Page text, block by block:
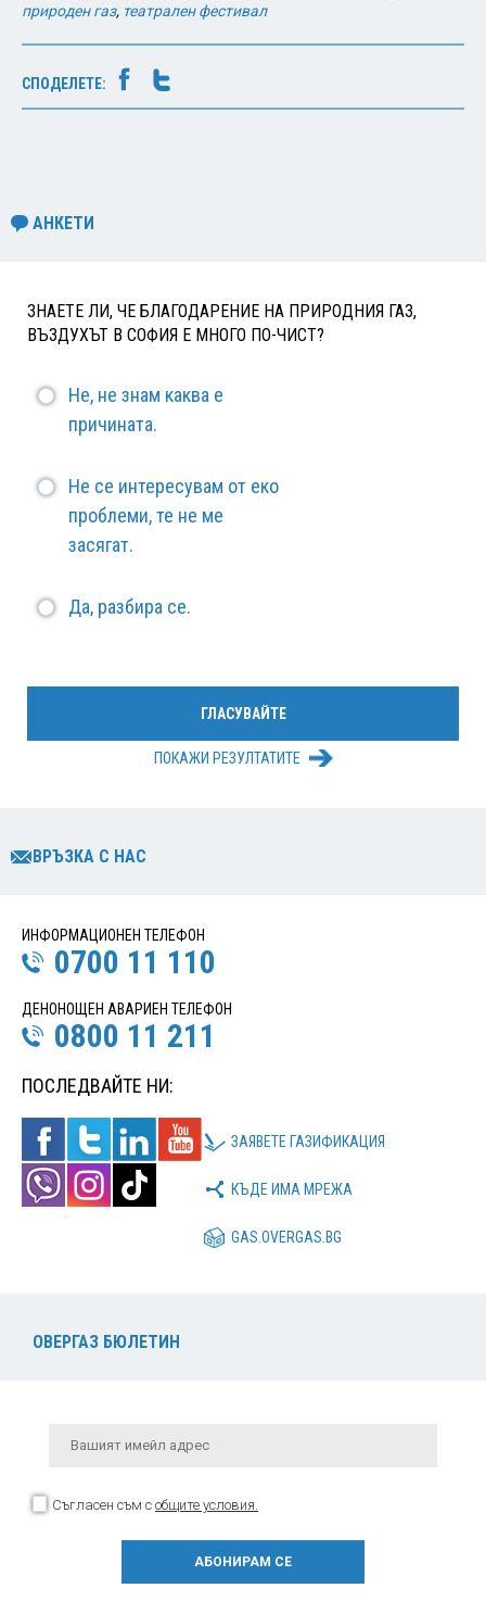
природен газ, театрален фестивал
СПОДЕЛЕТЕ:
АНКЕТИ
ЗНАЕТЕ ЛИ, ЧЕ БЛАГОДАРЕНИЕ НА ПРИРОДНИЯ ГАЗ,
ВЪЗДУХЪТ В СОФИЯ Е МНОГО ПО-ЧИСТ?
Не, не знам каква е
причината.
Не се интересувам от еко
проблеми, те не ме
засягат.
Да, разбира се.
ПОКАЖИ РЕЗУЛТАТИТЕ
ВРЪЗКА С НАС
ИНФОРМАЦИОНЕН ТЕЛЕФОН
0700 11 110
ДЕНОНОЩЕН АВАРИЕН ТЕЛЕФОН
0800 11 211
ПОСЛЕДВАЙТЕ НИ:
ЗАЯВЕТЕ ГАЗИФИКАЦИЯ
КЪДЕ ИМА МРЕЖА
GAS.OVERGAS.BG
ОВЕРГАЗ БЮЛЕТИН
Съгласен съм с общите условия.